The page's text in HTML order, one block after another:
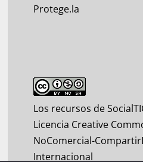
Protege.la
Los recursos de
Licencia Creative
NoComercial-
Internacional